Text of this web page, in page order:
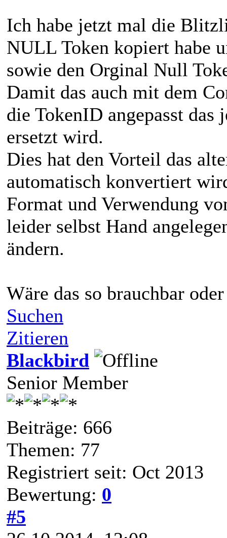
Ich habe jetzt mal die
NULL Token kopiert habe
sowie den Orginal Null
Damit das auch mit dem
die TokenID angepasst das
ersetzt wird.
Dies hat den Vorteil das
automatisch konvertiert
Format und Verwendung
leider selbst Hand
ändern.
Wäre das so brauchbar
Suchen
Zitieren
Blackbird
Senior Member
Beiträge: 666
Themen: 77
Registriert seit: Oct 2013
Bewertung: 0
#5